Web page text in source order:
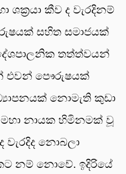
ශක්‍රයා කීව ද වැරදිනම්
සහිත සමාජයක්
තත්ත්වයන්
එවන් පෞරුෂයක්
නොමැති කුඩා
නායක හිමිනමක් වූ
වැරදිද නොබලා
නම් නොවේ. ඉදිරියේ